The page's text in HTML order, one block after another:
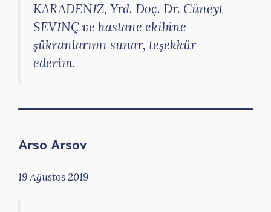
KARADENİZ, Yrd. Doç. Dr. Cüneyt
SEVİNÇ ve hastane ekibine
şükranlarımı sunar, teşekkür
ederim.
Arso Arsov
19 Ağustos 2019